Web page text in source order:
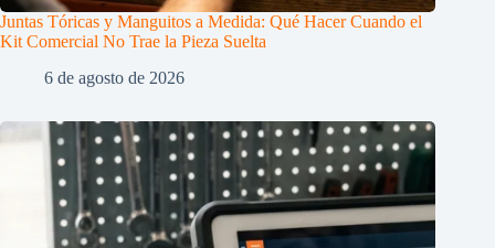
Juntas Tóricas y Manguitos a Medida: Qué Hacer Cuando el
Kit Comercial No Trae la Pieza Suelta
6 de agosto de 2026